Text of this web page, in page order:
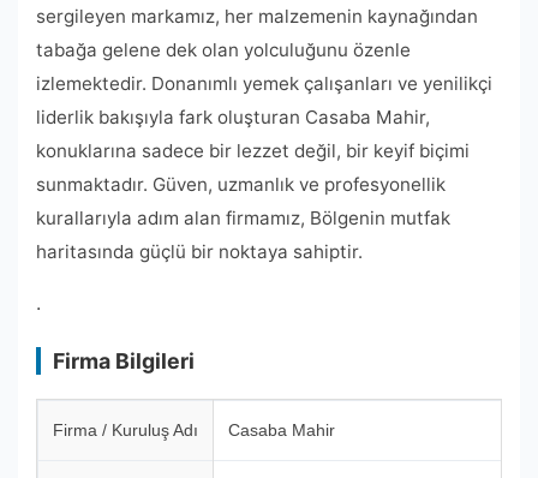
sergileyen markamız, her malzemenin kaynağından
tabağa gelene dek olan yolculuğunu özenle
izlemektedir. Donanımlı yemek çalışanları ve yenilikçi
liderlik bakışıyla fark oluşturan Casaba Mahir,
konuklarına sadece bir lezzet değil, bir keyif biçimi
sunmaktadır. Güven, uzmanlık ve profesyonellik
kurallarıyla adım alan firmamız, Bölgenin mutfak
haritasında güçlü bir noktaya sahiptir.
.
Firma Bilgileri
Firma / Kuruluş Adı Casaba Mahir